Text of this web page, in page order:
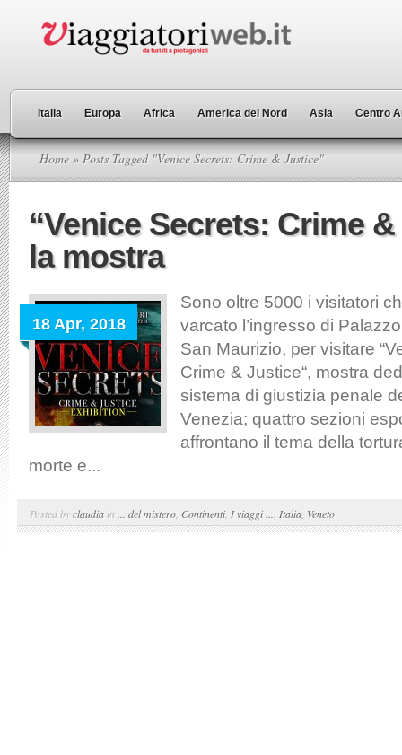
Italia Europa Africa America del Nord Asia Centro
Home » Posts Tagged "Venice Secrets: Crime & Justice"
“Venice Secrets: Crime
la mostra
18 Apr, 2018
Sono oltre 5000 i visitatori
varcato l’ingresso di
San Maurizio, per visitare
Crime & Justice“, mostra
sistema di giustizia penale
Venezia; quattro sezioni
affrontano il tema della
morte e...
Posted byclaudia in ... del mistero Continenti, I viaggi ... Italia Veneto